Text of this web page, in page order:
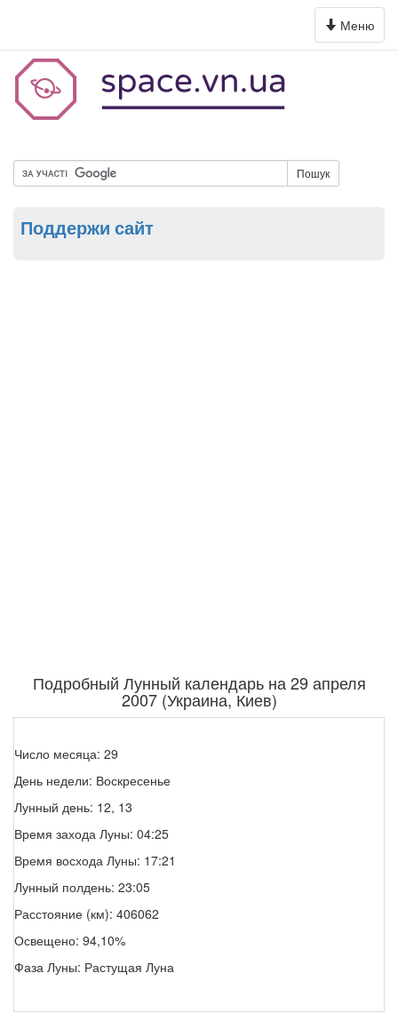
Toggle
navigation
Меню
Пошук
Поддержи сайт
Подробный Лунный календарь на 29 апреля
2007 (Украина, Киев)
Число месяца: 29
День недели: Воскресенье
Лунный день: 12, 13
Время захода Луны: 04:25
Время восхода Луны: 17:21
Лунный полдень: 23:05
Расстояние (км): 406062
Освещено: 94,10%
Фаза Луны: Растущая Луна